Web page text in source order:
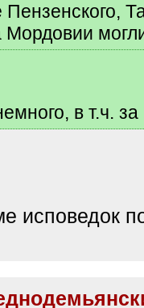
Мордовии
в т.ч.
исповедок